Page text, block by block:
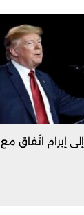
إبرام اتّفاق مع